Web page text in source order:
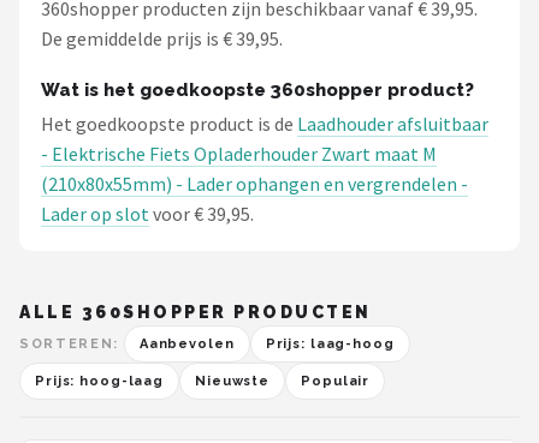
360shopper producten zijn beschikbaar vanaf € 39,95.
De gemiddelde prijs is € 39,95.
Wat is het goedkoopste 360shopper product?
Het goedkoopste product is de Laadhouder afsluitbaar
- Elektrische Fiets Opladerhouder Zwart maat M
(210x80x55mm) - Lader ophangen en vergrendelen -
Lader op slotvoor € 39,95.
ALLE 360SHOPPER PRODUCTEN
SORTEREN: Aanbevolen Prijs: laag-hoog
Prijs: hoog-laag Nieuwste Populair